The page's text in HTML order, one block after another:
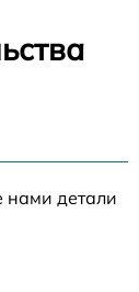
нами детали